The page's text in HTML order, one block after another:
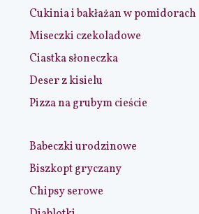
Cukinia i bakłażan w pomidorach
Miseczki czekoladowe
Ciastka słoneczka
Deser z kisielu
Pizza na grubym cieście
Babeczki urodzinowe
Biszkopt gryczany
Chipsy serowe